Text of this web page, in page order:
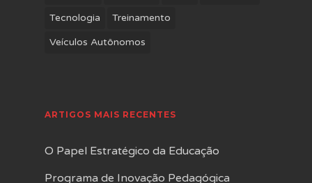
Tecnologia Treinamento
Veículos Autônomos
ARTIGOS MAIS RECENTES
O Papel Estratégico da Educação
Programa de Inovação Pedagógica